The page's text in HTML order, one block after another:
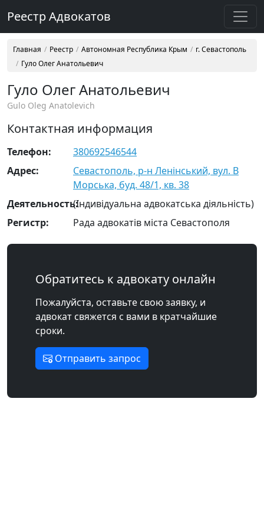
Реестр Адвокатов
Главная Реестр Автономная Республика Крым
г. Севастополь
Гуло Олег Анатольевич
Гуло Олег Анатольевич
Gulo Oleg Anatolevich
Контактная информация
Телефон:
380692546544
Адрес:
Севастополь, р-н Ленінський, вул. В
Морська, буд. 48/1, кв. 38
Деятельность:(Індивідуальна адвокатська діяльність)
Регистр:
Рада адвокатів міста Севастополя
Обратитесь к адвокату онлайн
Пожалуйста, оставьте свою заявку, и
адвокат свяжется с вами в кратчайшие
сроки.
Отправить запрос